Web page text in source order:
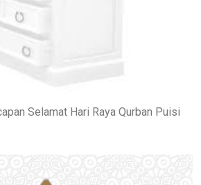
Selamat Hari Raya Qurban Puisi